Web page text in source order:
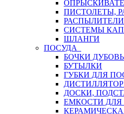
ПИСТОЛЕТЫ,
СИСТЕМЫ
ШЛАНГИ
ПОСУДА
БОЧКИ
БУТЫЛКИ
ГУБКИ ДЛЯ
ДОСКИ,
ЕМКОСТИ